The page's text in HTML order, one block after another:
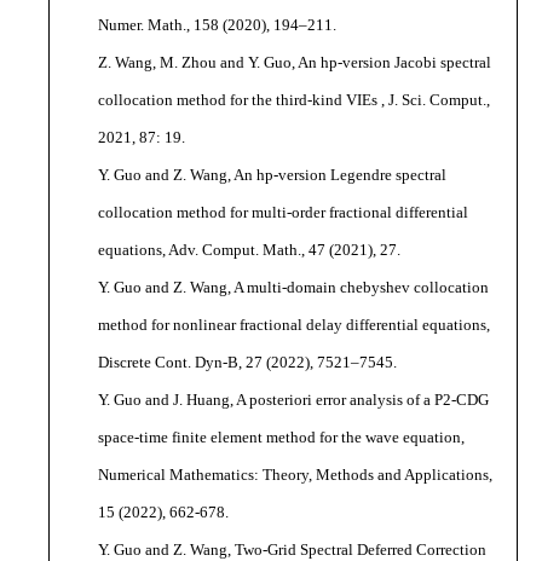
Numer. Math., 158 (2020), 194–211.
Z. Wang, M. Zhou and Y. Guo, An hp-version Jacobi spectral
collocation method for the third-kind VIEs , J. Sci. Comput.,
2021, 87: 19.
Y. Guo and Z. Wang, An hp-version Legendre spectral
collocation method for multi-order fractional differential
equations, Adv. Comput. Math., 47 (2021), 27.
Y. Guo and Z. Wang, A multi-domain chebyshev collocation
method for nonlinear fractional delay differential equations,
Discrete Cont. Dyn-B, 27 (2022), 7521–7545.
Y. Guo and J. Huang, A posteriori error analysis of a P2-CDG
space-time finite element method for the wave equation,
Numerical Mathematics: Theory, Methods and Applications,
15 (2022), 662-678.
Y. Guo and Z. Wang, Two-Grid Spectral Deferred Correction